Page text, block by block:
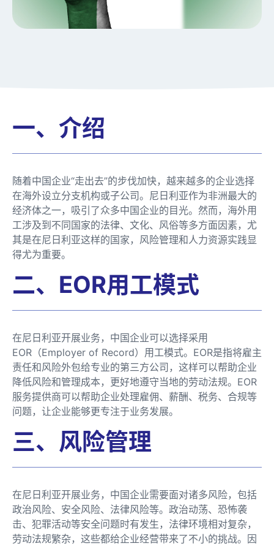
一、介绍
随着中国企业“走出去”的步伐加快，越来越多的企业选择
在海外设立分支机构或子公司。尼日利亚作为非洲最大的
经济体之一，吸引了众多中国企业的目光。然而，海外用
工涉及到不同国家的法律、文化、风俗等多方面因素，尤
其是在尼日利亚这样的国家，风险管理和人力资源实践显
得尤为重要。
二、EOR用工模式
在尼日利亚开展业务，中国企业可以选择采用
EOR（Employer of Record）用工模式。EOR是指将雇主
责任和风险外包给专业的第三方公司，这样可以帮助企业
降低风险和管理成本，更好地遵守当地的劳动法规。EOR
服务提供商可以帮助企业处理雇佣、薪酬、税务、合规等
问题，让企业能够更专注于业务发展。
三、风险管理
在尼日利亚开展业务，中国企业需要面对诸多风险，包括
政治风险、安全风险、法律风险等。政治动荡、恐怖袭
击、犯罪活动等安全问题时有发生，法律环境相对复杂，
劳动法规繁杂，这些都给企业经营带来了不小的挑战。因